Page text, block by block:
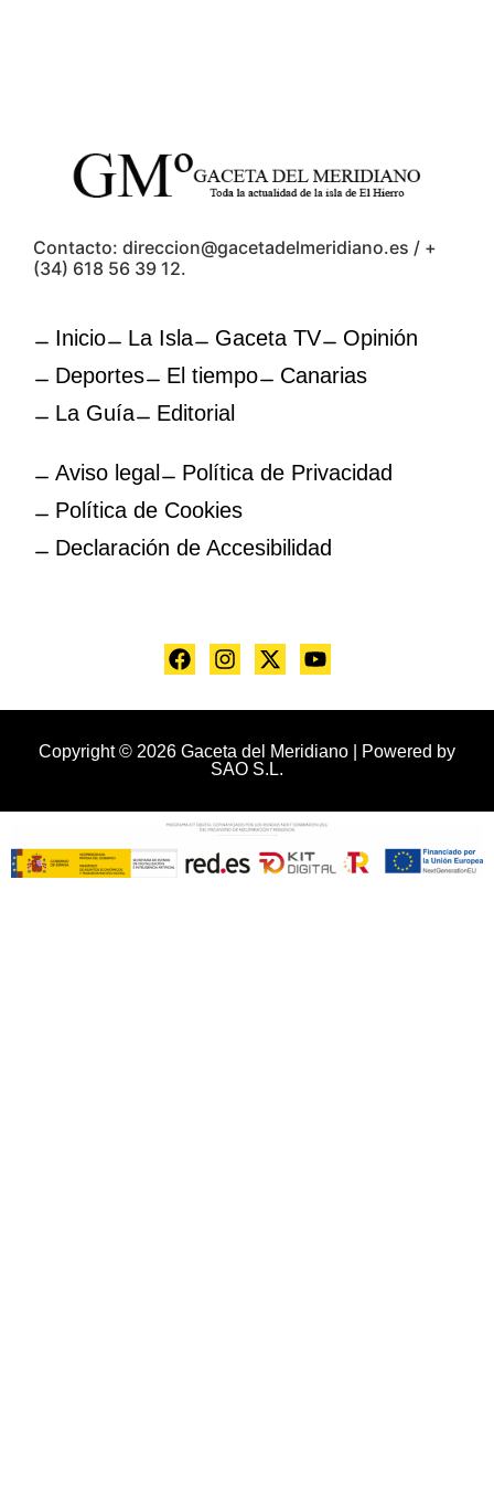
Contacto: direccion@gacetadelmeridiano.es / +
(34) 618 56 39 12.
Inicio La Isla Gaceta TV
Opinión
Deportes
El tiempo
Canarias
La Guía
Editorial
Aviso legal
Política de Privacidad
Política de Cookies
Declaración de Accesibilidad
Copyright © 2026 Gaceta del Meridiano | Powered by
SAO S.L.